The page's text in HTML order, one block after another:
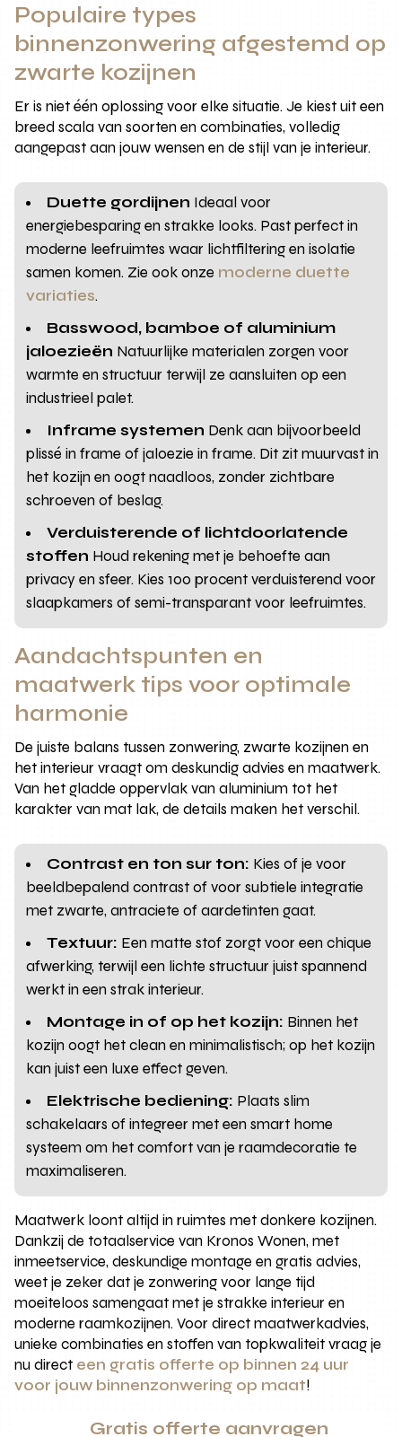
Populaire types
binnenzonwering afgestemd op
zwarte kozijnen
Er is niet één oplossing voor elke situatie. Je kiest uit een
breed scala van soorten en combinaties, volledig
aangepast aan jouw wensen en de stijl van je interieur.
Duette gordijnen Ideaal voor
energiebesparing en strakke looks. Past perfect in
moderne leefruimtes waar lichtfiltering en isolatie
samen komen. Zie ook onze moderne duette
variaties.
Basswood, bamboe of aluminium
jaloezieën Natuurlijke materialen zorgen voor
warmte en structuur terwijl ze aansluiten op een
industrieel palet.
Inframe systemen Denk aan bijvoorbeeld
plissé in frame of jaloezie in frame. Dit zit muurvast in
het kozijn en oogt naadloos, zonder zichtbare
schroeven of beslag.
Verduisterende of lichtdoorlatende
stoffen Houd rekening met je behoefte aan
privacy en sfeer. Kies 100 procent verduisterend voor
slaapkamers of semi-transparant voor leefruimtes.
Aandachtspunten en
maatwerk tips voor optimale
harmonie
De juiste balans tussen zonwering, zwarte kozijnen en
het interieur vraagt om deskundig advies en maatwerk.
Van het gladde oppervlak van aluminium tot het
karakter van mat lak, de details maken het verschil.
Contrast en ton sur ton: Kies of je voor
beeldbepalend contrast of voor subtiele integratie
met zwarte, antraciete of aardetinten gaat.
Textuur: Een matte stof zorgt voor een chique
afwerking, terwijl een lichte structuur juist spannend
werkt in een strak interieur.
Montage in of op het kozijn: Binnen het
kozijn oogt het clean en minimalistisch; op het kozijn
kan juist een luxe effect geven.
Elektrische bediening: Plaats slim
schakelaars of integreer met een smart home
systeem om het comfort van je raamdecoratie te
maximaliseren.
Maatwerk loont altijd in ruimtes met donkere kozijnen.
Dankzij de totaalservice van Kronos Wonen, met
inmeetservice, deskundige montage en gratis advies,
weet je zeker dat je zonwering voor lange tijd
moeiteloos samengaat met je strakke interieur en
moderne raamkozijnen. Voor direct maatwerkadvies,
unieke combinaties en stoffen van topkwaliteit vraag je
nu direct een gratis offerte op binnen 24 uur
voor jouw binnenzonwering op maat!
Gratis offerte aanvragen